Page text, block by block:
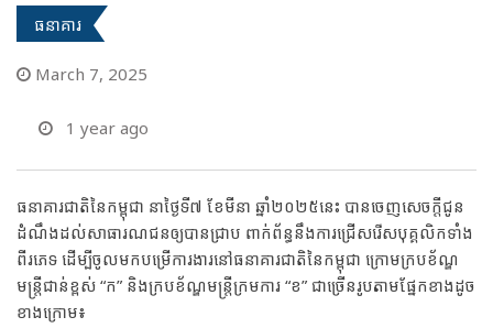
ធនាគារ
March 7, 2025
1 year ago
ធនាគារជាតិនៃកម្ពុជា នាថ្ងៃទី៧ ខែមីនា ឆ្នាំ២០២៥នេះ បានចេញសេចក្តីជូន
ដំណឹងដល់សាធារណជនឲ្យបានជ្រាប ពាក់ព័ន្ធនឹងការជ្រើសរើសបុគ្គលិកទាំង
ពីរភេទ ដើម្បីចូលមកបម្រើការងារនៅធនាគារជាតិនៃកម្ពុជា ក្រោមក្របខ័ណ្ឌ
មន្ត្រីជាន់ខ្ពស់ “ក” និងក្របខ័ណ្ឌមន្ត្រីក្រមការ “ខ” ជាច្រើនរូបតាមផ្នែកខាងដូច
ខាងក្រោម៖